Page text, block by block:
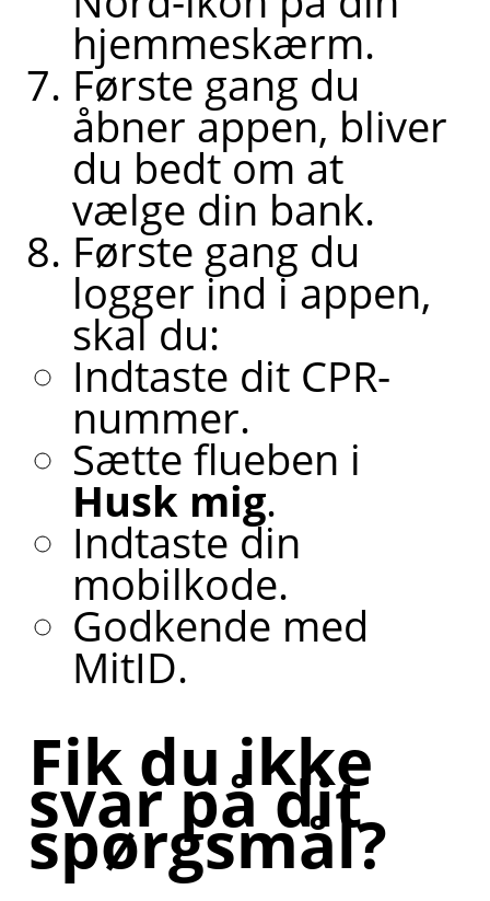
hjemmeskærm.
Første gang du
åbner appen, bliver
du bedt om at
vælge din bank.
Første gang du
logger ind i appen,
skal du:
Indtaste dit CPR-
nummer.
Sætte flueben i
Husk mig.
Indtaste din
mobilkode.
Godkende med
MitID.
Fik du ikke
svar på dit
spørgsmål?